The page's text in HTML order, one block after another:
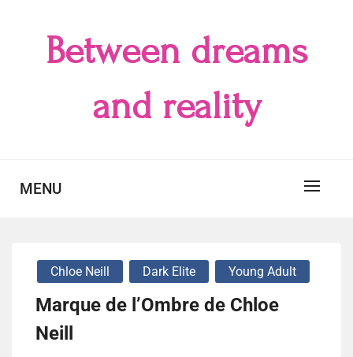
Between dreams
and reality
MENU
Chloe Neill Dark Elite Young Adult
Marque de l’Ombre de Chloe
Neill